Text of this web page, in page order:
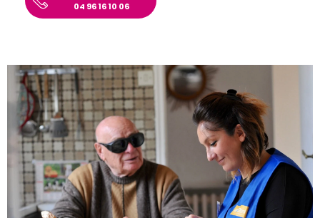
04 96 16 10 06